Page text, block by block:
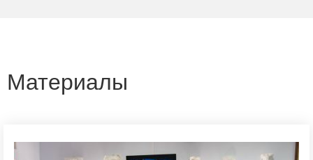
Материалы